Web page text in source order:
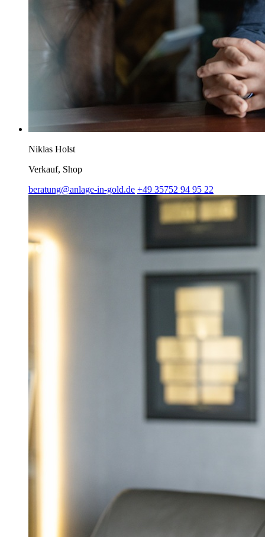
Niklas Holst
Verkauf, Shop
beratung@anlage-in-gold.de +49 35752 94 95 22